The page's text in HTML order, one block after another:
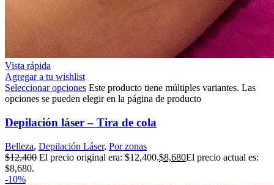
Vista rápida
Agregar a tu wishlist
Seleccionar opciones Este producto tiene múltiples variantes. Las
opciones se pueden elegir en la página de producto
Depilación láser – Tira de cola
Belleza, Depilación Láser, Por zonas
$12,400 El precio original era: $12,400.$8,680El precio actual es:
$8,680.
-10%